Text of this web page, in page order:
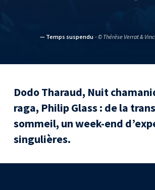
— Temps suspendu - © Thérèse Verrat &
Dodo Tharaud, Nuit
raga, Philip Glass : de la
sommeil, un week-end
singulières.